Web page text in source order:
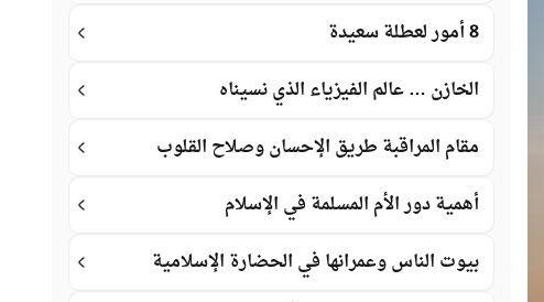
8 أمور لعطلة سعيدة
الخازن … عالم الفيزياء الذي نسيناه
مقام المراقبة طريق الإحسان وصلاح القلوب
أهمية دور الأم المسلمة في الإسلام
بيوت الناس وعمرانها في الحضارة الإسلامية